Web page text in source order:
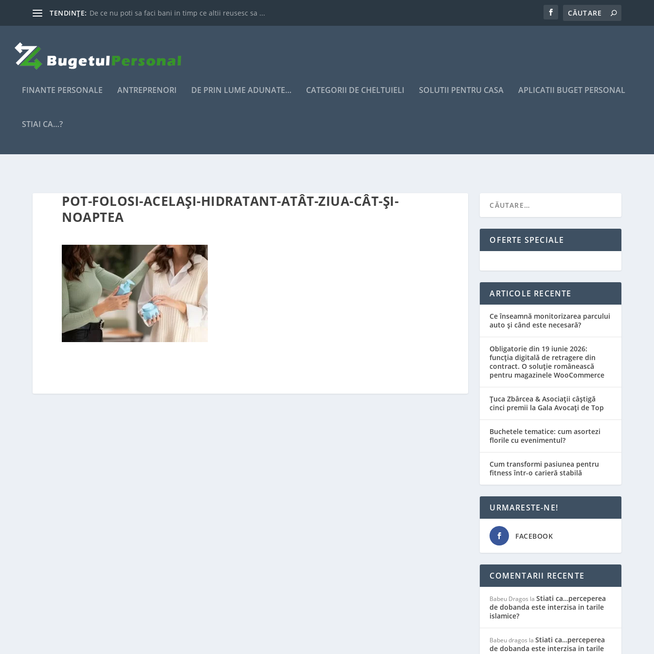
TENDINȚE: De ce nu poti sa faci bani in timp ce altii reusesc sa ...
FINANTE PERSONALE ANTREPRENORI DE PRIN LUME ADUNATE… CATEGORII DE CHELTUIELI SOLUTII PENTRU CASA APLICATII BUGET PERSONAL
STIAI CA…?
POT-FOLOSI-ACELAȘI-HIDRATANT-ATÂT-ZIUA-CÂT-ȘI-
NOAPTEA
OFERTE SPECIALE
ARTICOLE RECENTE
Ce înseamnă monitorizarea parcului
auto și când este necesară?
Obligatorie din 19 iunie 2026:
funcția digitală de retragere din
contract. O soluție românească
pentru magazinele WooCommerce
Țuca Zbârcea & Asociații câștigă
cinci premii la Gala Avocați de Top
Buchetele tematice: cum asortezi
florile cu evenimentul?
Cum transformi pasiunea pentru
fitness într-o carieră stabilă
URMARESTE-NE!
FACEBOOK
COMENTARII RECENTE
Babeu Dragos laStiati ca…perceperea
de dobanda este interzisa in tarile
islamice?
Babeu dragos laStiati ca…perceperea
de dobanda este interzisa in tarile